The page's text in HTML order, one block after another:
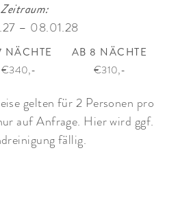
Zeitraum:
– 08.01.28
NÄCHTE
AB 8 NÄCHTE
€340,- €310,-
gelten für 2 Personen pro
auf Anfrage. Hier wird ggf.
fällig.